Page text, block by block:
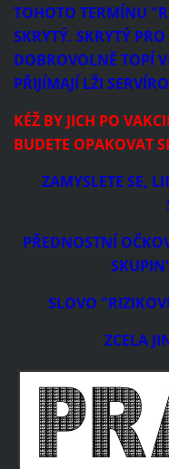
TOHOTO TERMÍNU
SKRYTÝ. SKRYTÝ
DOBROVOLNĚ TOPÍ
PŘIJÍMAJÍ LŽI
KÉŽ BY JICH PO
BUDETE OPAKOVAT
ZAMYSLETE SE,
PŘEDNOSTNÍ
SLOVO
ZCELA